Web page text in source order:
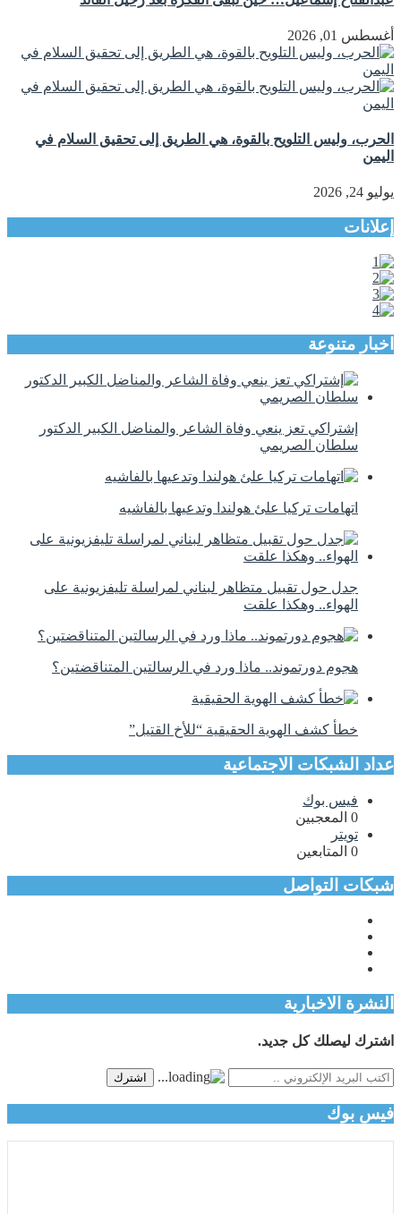
أغسطس 01, 2026
الحرب، وليس التلويح بالقوة، هي الطريق إلى تحقيق السلام في
اليمن
يوليو 24, 2026
إعلانات
اخبار متنوعة
إشتراكي تعز ينعي وفاة الشاعر والمناضل الكبير الدكتور
سلطان الصريمي
اتهامات تركيا علئ هولندا وتدعيها بالفاشيه
جدل حول تقبيل متظاهر لبناني لمراسلة تليفزيونية على
الهواء.. وهكذا علقت
هجوم دورتموند.. ماذا ورد في الرسالتين المتناقضتين؟
خطأ كشف الهوية الحقيقية “للأخ القتيل”
عداد الشبكات الاجتماعية
فيس بوك
0 المعجبين
تويتر
0 المتابعين
شبكات التواصل
النشرة الاخبارية
اشترك ليصلك كل جديد.
اشترك
فيس بوك